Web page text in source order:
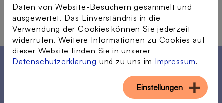
Daten von Website-Besuchern gesammelt und
ausgewertet. Das Einverständnis in die
Verwendung der Cookies können Sie jederzeit
widerrufen. Weitere Informationen zu Cookies auf
dieser Website finden Sie in unserer
Datenschutzerklärung und zu uns im Impressum.
Einstellungen